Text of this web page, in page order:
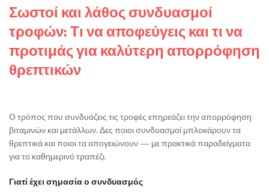
Σωστοί και λάθος συνδυασμοί
τροφών: Τι να αποφεύγεις και τι να
προτιμάς για καλύτερη απορρόφηση
θρεπτικών
Ο τρόπος που συνδυάζεις τις τροφές επηρεάζει την απορρόφηση
βιταμινών και μετάλλων. Δες ποιοι συνδυασμοί μπλοκάρουν τα
θρεπτικά και ποιοι τα απογειώνουν — με πρακτικά παραδείγματα
για το καθημερινό τραπέζι.
Γιατί έχει σημασία ο συνδυασμός